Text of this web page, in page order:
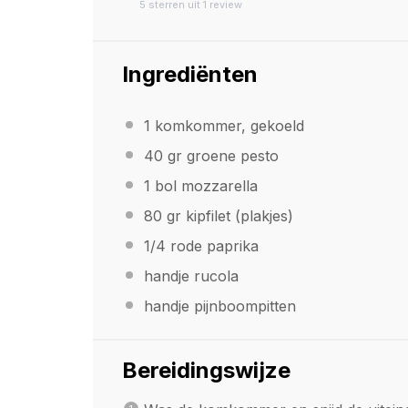
Stars
Stars
Stars
Stars
Star
5 sterren uit 1 review
Ingrediënten
1 komkommer, gekoeld
40 gr groene pesto
1 bol mozzarella
80 gr kipfilet (plakjes)
1/4 rode paprika
handje rucola
handje pijnboompitten
Bereidingswijze